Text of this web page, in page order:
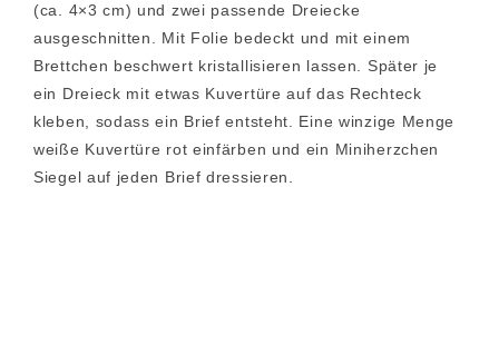
(ca. 4×3 cm) und zwei passende Dreiecke
ausgeschnitten. Mit Folie bedeckt und mit einem
Brettchen beschwert kristallisieren lassen. Später je
ein Dreieck mit etwas Kuvertüre auf das Rechteck
kleben, sodass ein Brief entsteht. Eine winzige Menge
weiße Kuvertüre rot einfärben und ein Miniherzchen
Siegel auf jeden Brief dressieren.